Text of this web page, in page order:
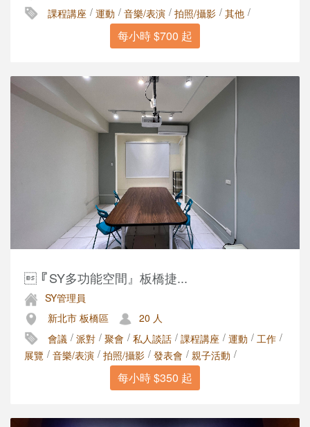
課程講座 / 運動 / 音樂/表演 / 拍照/攝影 / 其他 /
每小時 $700 起
『SY多功能空間』板橋捷...
SY管理員
新北市 板橋區
20 人
會議 / 派對 / 聚會 / 私人談話 / 課程講座 / 運動 / 工作 /
展覽 / 音樂/表演 / 拍照/攝影 / 發表會 / 親子活動 /
每小時 $350 起